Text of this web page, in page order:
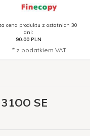
cena produktu z ostatnich 30
dni:
90.00 PLN
* z podatkiem VAT
SE